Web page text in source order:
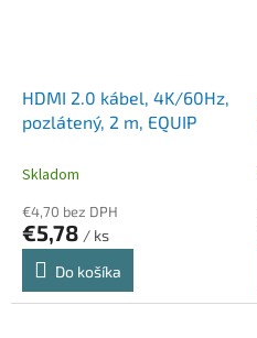
HDMI 2.0 kábel, 4K/60Hz,
pozlátený, 2 m, EQUIP
Skladom
€4,70 bez DPH
€5,78 / ks
Do košíka